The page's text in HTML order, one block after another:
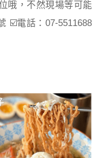
哦，不然現場等可能
☑️電話：07-5511688